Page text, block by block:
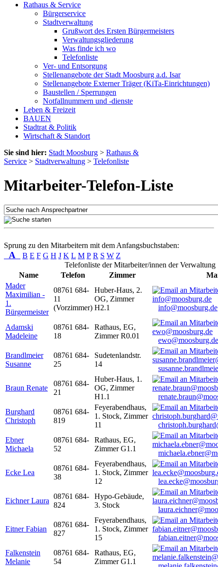
Rathaus & Service
Bürgerservice
Stadtverwaltung
Grußwort des Ersten Bürgermeisters
Verwaltungsgliederung
Was finde ich wo
Telefonliste
Ver- und Entsorgung
Stellenangebote der Stadt Moosburg a.d. Isar
Stellenangebote Externer Träger (KiTa-Einrichtungen)
Baustellen / Sperrungen
Notfallnummern und -dienste
Leben & Freizeit
BAUEN
Stadtrat & Politik
Wirtschaft & Standort
Sie sind hier: Stadt Moosburg > Rathaus &
Service > Stadtverwaltung > Telefonliste
Mitarbeiter-Telefon-Liste
Sprung zu den Mitarbeitern mit dem Anfangsbuchstaben:
A B E F G H J K L M P R S W Z
Telefonliste der Mitarbeiter/innen der Verwaltung
Name
Telefon Zimmer
Mader
Maximilian -
1.
Bürgermeister
08761 684-
11
(Vorzimmer)
Huber-Haus, 2.
OG, Zimmer
H2.1
info@moosburg.de
Adamski
Madeleine
08761 684-
18
Rathaus, EG,
Zimmer R0.01
ewo@moosburg.de
Brandlmeier
Susanne
08761 684-
25
Sudetenlandstr.
14
Braun Renate
08761 684-
21
Huber-Haus, 1.
OG, Zimmer
H1.1
Burghard
Christoph
08761 684-
819
Feyerabendhaus,
1. Stock, Zimmer
11
Ebner
Michaela
08761 684-
52
Rathaus, EG,
Zimmer G1.1
Ecke Lea
08761 684-
38
Feyerabendhaus,
1. Stock, Zimmer
12
Eichner Laura
08761 684-
824
Hypo-Gebäude,
3. Stock
Eitner Fabian
08761 684-
827
Feyerabendhaus,
1. Stock, Zimmer
15
Falkenstein
Melanie
08761 684-
54
Rathaus, EG,
Zimmer G1.1